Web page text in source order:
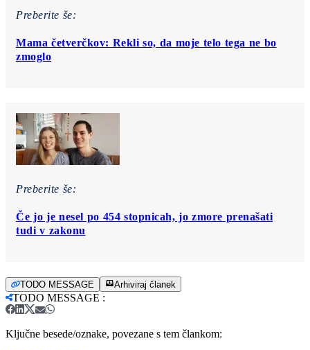
Preberite še:
Mama četverčkov: Rekli so, da moje telo tega ne bo
zmoglo
Preberite še:
Če jo je nesel po 454 stopnicah, jo zmore prenašati
tudi v zakonu
TODO MESSAGE Arhiviraj članek
TODO MESSAGE :
Ključne besede/oznake, povezane s tem člankom: